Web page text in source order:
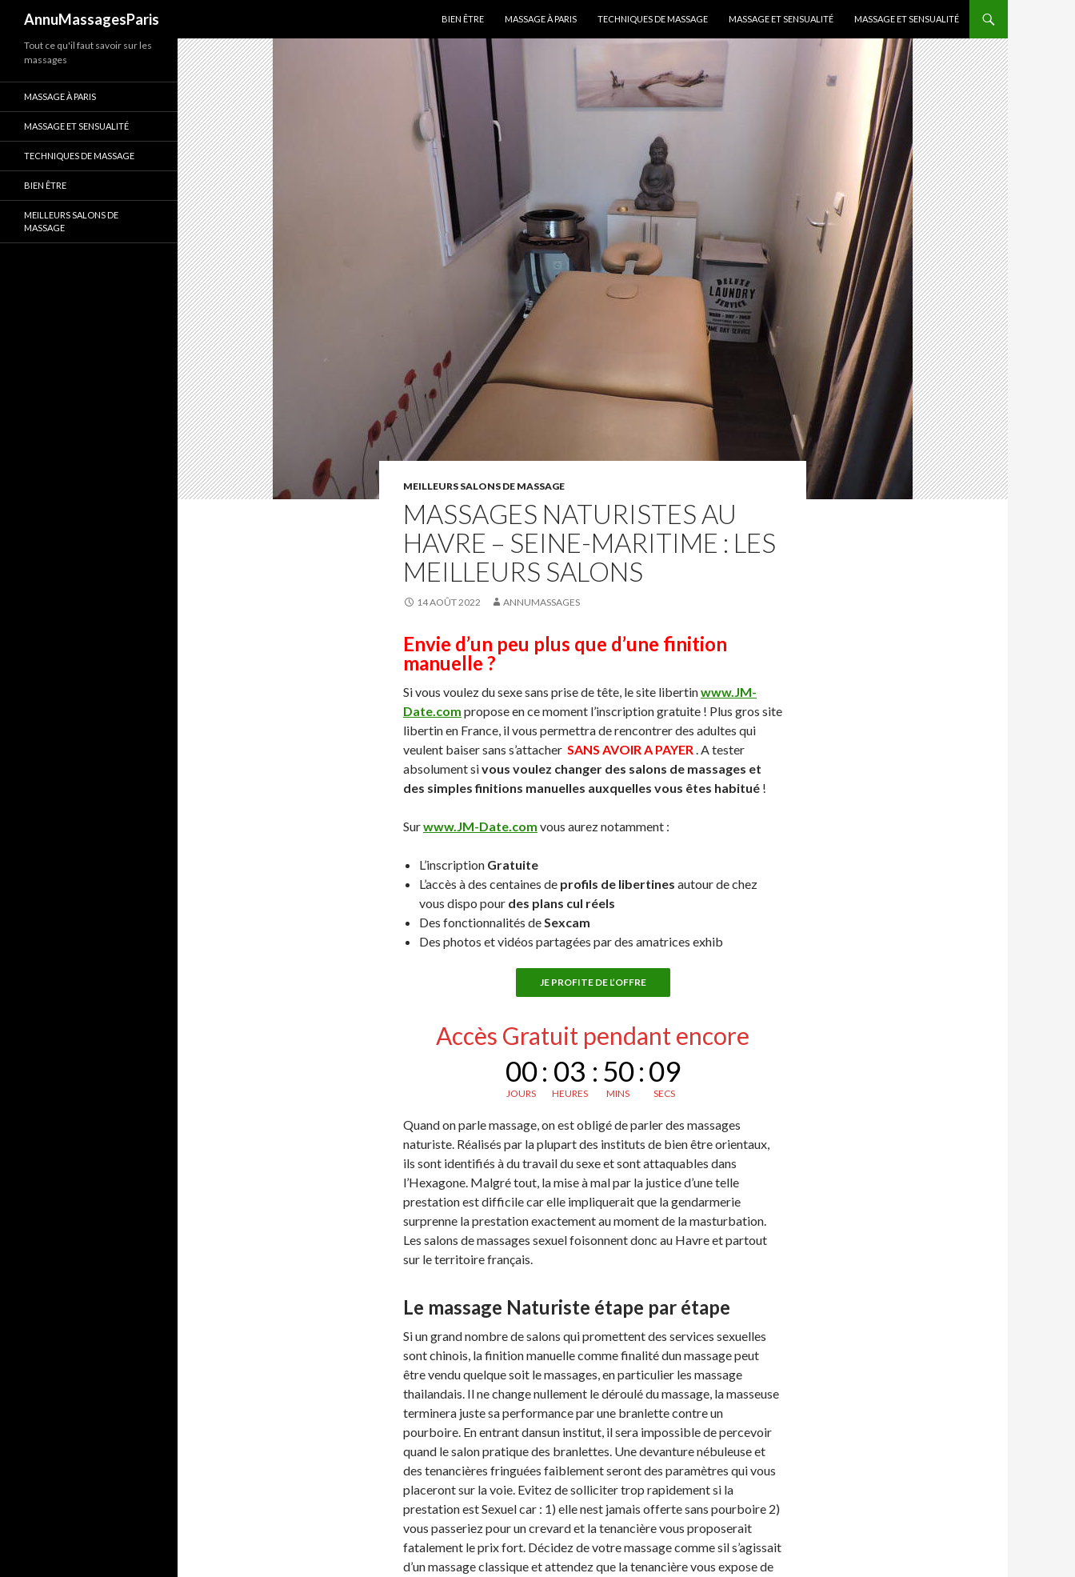
AnnuMassagesParis
BIEN ÊTRE
MASSAGE À PARIS TECHNIQUES DE MASSAGE MASSAGE ET SENSUALITÉ MASSAGE ET SENSUALITÉ
MEILLEURS SALONS DE MASSAGE
MASSAGES NATURISTES AU
HAVRE – SEINE-MARITIME : LES
MEILLEURS SALONS
14 AOÛT 2022 ANNUMASSAGES
Envie d’un peu plus que d’une finition
manuelle ?
Si vous voulez du sexe sans prise de tête, le site libertinwww.JM-
Date.com propose en ce moment l’inscription gratuite ! Plus gros site
libertin en France, il vous permettra de rencontrer des adultes qui
veulent baiser sans s’attacher SANS AVOIR A PAYER. A tester
absolument sivous voulez changer des salons de massages et
des simples finitions manuelles auxquelles vous êtes habitué !
Surwww.JM-Date.com vous aurez notamment :
L’inscription Gratuite
L’accès à des centaines de profils de libertines autour de chez
vous dispo pour des plans cul réels
Des fonctionnalités deSexcam
Des photos et vidéos partagées par des amatrices exhib
JE PROFITE DE L’OFFRE
Accès Gratuit pendant encore
00
JOURS
: 03
HEURES
: 50
MINS
:08
SECS
Quand on parle massage, on est obligé de parler des massages
naturiste. Réalisés par la plupart des instituts de bien être orientaux,
ils sont identifiés à du travail du sexe et sont attaquables dans
l’Hexagone. Malgré tout, la mise à mal par la justice d’une telle
prestation est difficile car elle impliquerait que la gendarmerie
surprenne la prestation exactement au moment de la masturbation.
Les salons de massages sexuel foisonnent donc au Havre et partout
sur le territoire français.
Le massage Naturiste étape par étape
Si un grand nombre de salons qui promettent des services sexuelles
sont chinois, la finition manuelle comme finalité dun massage peut
être vendu quelque soit le massages, en particulier les massage
thailandais. Il ne change nullement le déroulé du massage, la masseuse
terminera juste sa performance par une branlette contre un
pourboire. En entrant dansun institut, il sera impossible de percevoir
quand le salon pratique des branlettes. Une devanture nébuleuse et
des tenancières fringuées faiblement seront des paramètres qui vous
placeront sur la voie. Evitez de solliciter trop rapidement si la
prestation est Sexuel car : 1) elle nest jamais offerte sans pourboire 2)
vous passeriez pour un crevard et la tenancière vous proposerait
fatalement le prix fort. Décidez de votre massage comme sil s’agissait
d’un massage classique et attendez que la tenancière vous expose de
Tout ce qu'il faut savoir sur les
massages
MASSAGE À PARIS
MASSAGE ET SENSUALITÉ
TECHNIQUES DE MASSAGE
BIEN ÊTRE
MEILLEURS SALONS DE
MASSAGE